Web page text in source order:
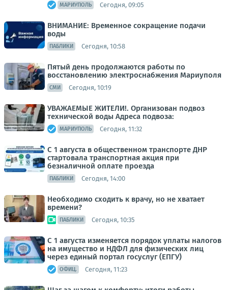
МАРИУПОЛЬ Сегодня, 09:05
ВНИМАНИЕ: Временное сокращение подачи
воды
ПАБЛИКИ Сегодня, 10:58
Пятый день продолжаются работы по
восстановлению электроснабжения Мариуполя
СМИ Сегодня, 10:19
УВАЖАЕМЫЕ ЖИТЕЛИ!. Организован подвоз
технической воды Адреса подвоза:
МАРИУПОЛЬ Сегодня, 11:32
С 1 августа в общественном транспорте ДНР
стартовала транспортная акция при
безналичной оплате проезда
ПАБЛИКИ Сегодня, 14:00
Необходимо сходить к врачу, но не хватает
времени?
ПАБЛИКИ Сегодня, 10:35
С 1 августа изменяется порядок уплаты налогов
на имущество и НДФЛ для физических лиц
через единый портал госуслуг (ЕПГУ)
ОФИЦ. Сегодня, 11:23